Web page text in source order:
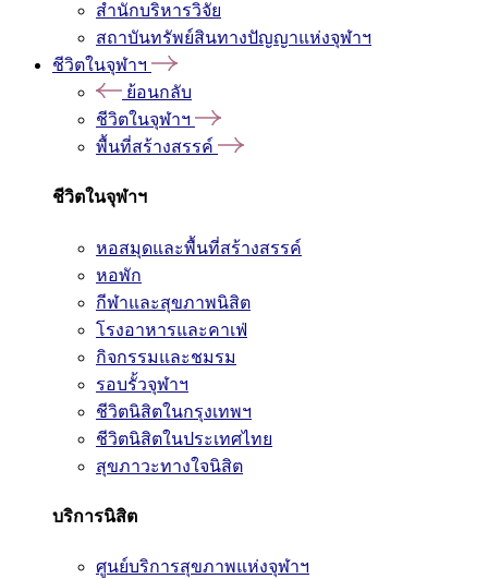
สำนักบริหารวิจัย
สถาบันทรัพย์สินทางปัญญาแห่งจุฬาฯ
ชีวิตในจุฬาฯ
ย้อนกลับ
ชีวิตในจุฬาฯ
พื้นที่สร้างสรรค์
ชีวิตในจุฬาฯ
หอสมุดและพื้นที่สร้างสรรค์
หอพัก
กีฬาและสุขภาพนิสิต
โรงอาหารและคาเฟ่
กิจกรรมและชมรม
รอบรั้วจุฬาฯ
ชีวิตนิสิตในกรุงเทพฯ
ชีวิตนิสิตในประเทศไทย
สุขภาวะทางใจนิสิต
บริการนิสิต
ศูนย์บริการสุขภาพแห่งจุฬาฯ